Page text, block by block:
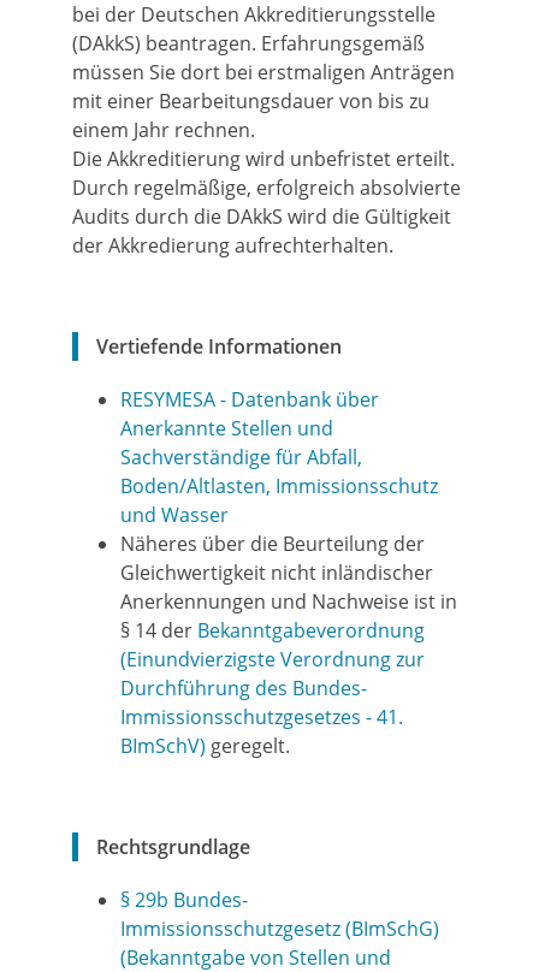
bei der Deutschen Akkreditierungsstelle
(DAkkS) beantragen. Erfahrungsgemäß
müssen Sie dort bei erstmaligen Anträgen
mit einer Bearbeitungsdauer von bis zu
einem Jahr rechnen.
Die Akkreditierung wird unbefristet erteilt.
Durch regelmäßige, erfolgreich absolvierte
Audits durch die DAkkS wird die Gültigkeit
der Akkredierung aufrechterhalten.
Vertiefende Informationen
RESYMESA - Datenbank über
Anerkannte Stellen und
Sachverständige für Abfall,
Boden/Altlasten, Immissionsschutz
und Wasser
Näheres über die Beurteilung der
Gleichwertigkeit nicht inländischer
Anerkennungen und Nachweise ist in
§ 14 der Bekanntgabeverordnung
(Einundvierzigste Verordnung zur
Durchführung des Bundes-
Immissionsschutzgesetzes - 41.
BImSchV) geregelt.
Rechtsgrundlage
§ 29b Bundes-
Immissionsschutzgesetz (BImSchG)
(Bekanntgabe von Stellen und